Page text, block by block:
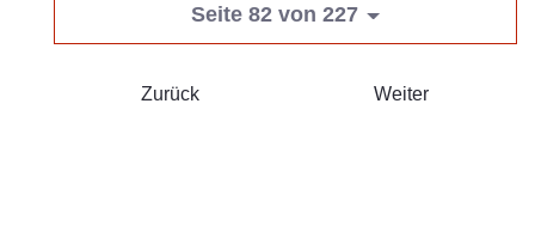
Seite 82 von 227
Zurück Weiter